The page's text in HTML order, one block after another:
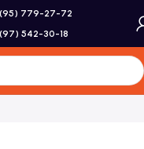
779-27-72
542-30-18